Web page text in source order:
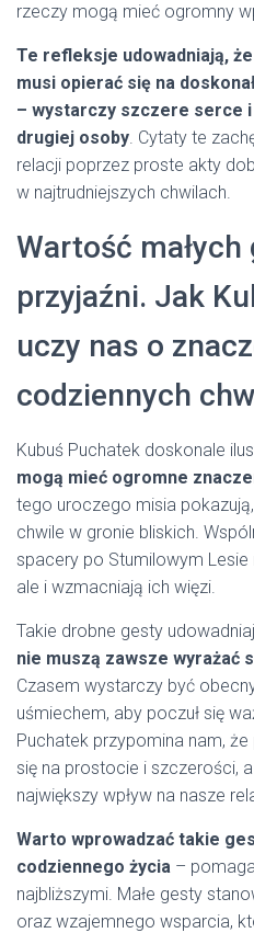
rzeczy mogą mieć ogromny
Te refleksje udowadniają,
musi opierać się na
– wystarczy szczere serce
drugiej osoby. Cytaty te
relacji poprzez proste akty
w najtrudniejszych chwilach.
Wartość
przyjaźni. Jak
uczy nas o
codziennych
Kubuś Puchatek doskonale
mogą mieć ogromne
tego uroczego misia
chwile w gronie bliskich.
spacery po Stumilowym
ale i wzmacniają ich więzi.
Takie drobne gesty
nie muszą zawsze wyrażać
Czasem wystarczy być
uśmiechem, aby poczuł się
Puchatek przypomina nam,
się na prostocie i szczerości,
największy wpływ na nasze
Warto wprowadzać takie
codziennego życia –
najbliższymi. Małe gesty
oraz wzajemnego wsparcia,